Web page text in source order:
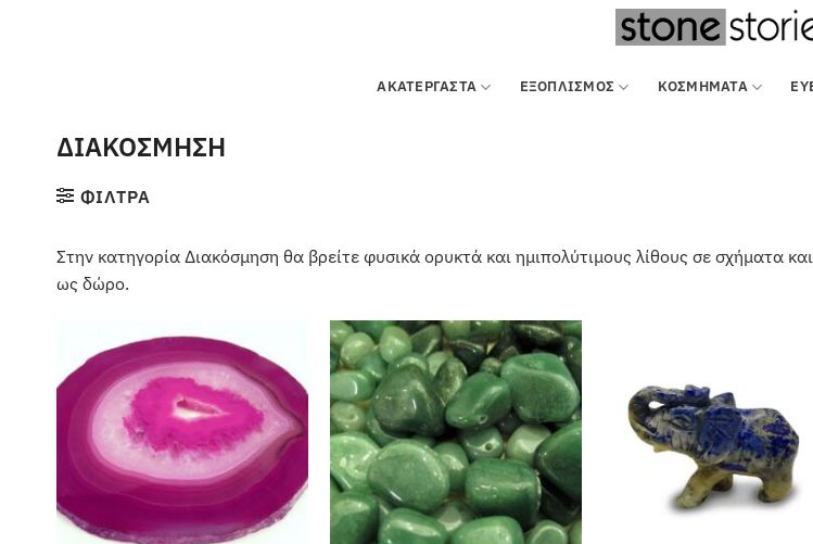
ΑΚΑΤΕΡΓΑΣΤΑ ΕΞΟΠΛΙΣΜΌΣ ΚΟΣΜΗΜΑΤΑ
ΔΙΑΚΟΣΜΗΣΗ
ΦΙΛΤΡΑ
Στην κατηγορία Διακόσμηση θα βρείτε φυσικά ορυκτά και ημιπολύτιμους λίθους σε σχήματα
ως δώρο.